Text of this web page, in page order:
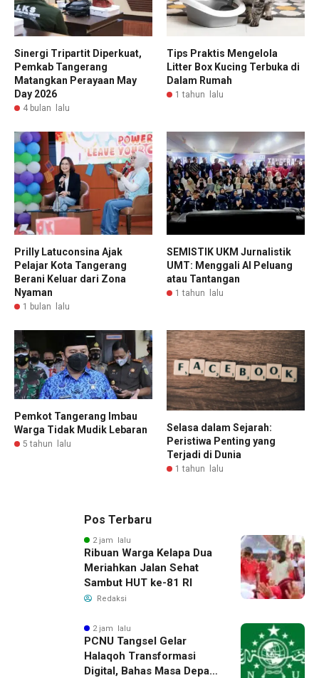
Sinergi Tripartit Diperkuat,
Pemkab Tangerang
Matangkan Perayaan May
Day 2026
4 bulan lalu
Tips Praktis Mengelola
Litter Box Kucing Terbuka di
Dalam Rumah
1 tahun lalu
Prilly Latuconsina Ajak
Pelajar Kota Tangerang
Berani Keluar dari Zona
Nyaman
1 bulan lalu
SEMISTIK UKM Jurnalistik
UMT: Menggali AI Peluang
atau Tantangan
1 tahun lalu
Pemkot Tangerang Imbau
Warga Tidak Mudik Lebaran
5 tahun lalu
Selasa dalam Sejarah:
Peristiwa Penting yang
Terjadi di Dunia
1 tahun lalu
Pos Terbaru
2 jam lalu
Ribuan Warga Kelapa Dua
Meriahkan Jalan Sehat
Sambut HUT ke-81 RI
Redaksi
2 jam lalu
PCNU Tangsel Gelar
Halaqoh Transformasi
Digital, Bahas Masa Depan